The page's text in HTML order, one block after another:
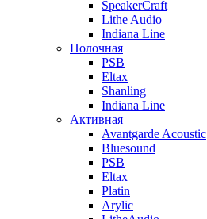
SpeakerCraft
Lithe Audio
Indiana Line
Полочная
PSB
Eltax
Shanling
Indiana Line
Активная
Avantgarde Acoustic
Bluesound
PSB
Eltax
Platin
Arylic